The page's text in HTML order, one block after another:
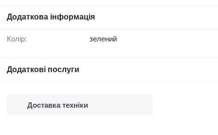
Додаткова інформація
Колір: зелений
Додаткові послуги
Доставка техніки